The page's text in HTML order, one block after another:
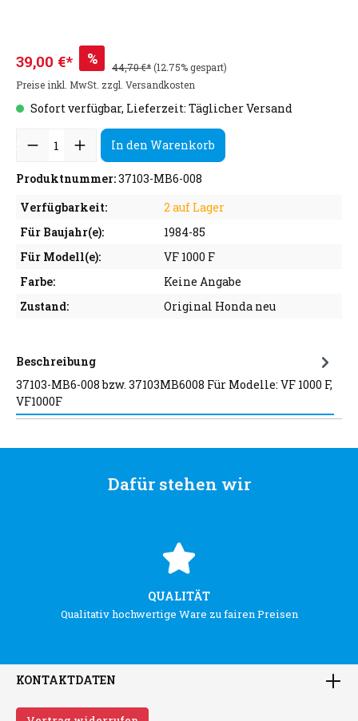
39,00 €* % 44,70 €*(12.75% gespart)
Preise inkl. MwSt. zzgl. Versandkosten
Sofort verfügbar, Lieferzeit: Täglicher Versand
In den Warenkorb
Produktnummer:37103-MB6-008
Verfügbarkeit:
2 auf Lager
Für Baujahr(e):
1984-85
Für Modell(e):
VF 1000 F
Farbe:
Keine Angabe
Zustand:
Original Honda neu
Beschreibung
37103-MB6-008 bzw. 37103MB6008 Für Modelle: VF 1000 F,
VF1000F
Dafür stehen wir
QUALITÄT
Qualitativ hochwertige Ware zu fairen Preisen
KONTAKTDATEN